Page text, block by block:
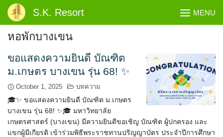
Skip
content
S.K. Resort MENU
หอพักบางเขน
ขอแสดงความยินดี บัณฑิต
ม.เกษตร บางเขน รุ่น 68! ✨
October 1, 2025 บทความ
🎓✨ ขอแสดงความยินดี บัณฑิต ม.เกษตร
บางเขน รุ่น 68! ✨🎓 มหาวิทยาลัย
เกษตรศาสตร์ (บางเขน) มีความยินดีขอเชิญ บัณฑิต ผู้ปกครอง และ
แขกผู้มีเกียรติ เข้าร่วมพิธีพระราชทานปริญญาบัตร ประจำปีการศึกษา